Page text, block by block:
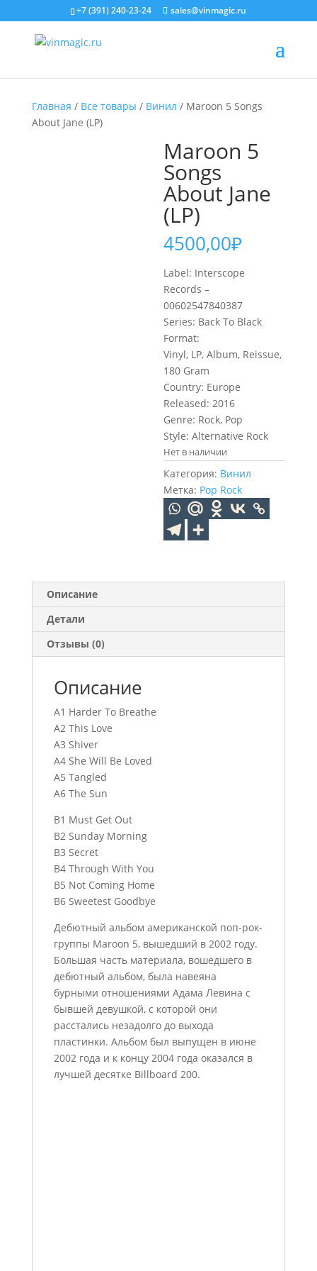
+7 (391) 240-23-24 sales@vinmagic.ru
Главная / Все товары / Винил / Maroon 5 Songs
About Jane (LP)
Maroon 5
Songs
About Jane
(LP)
4500,00₽
Label: Interscope
Records –
00602547840387
Series: Back To Black
Format:
Vinyl, LP, Album, Reissue,
180 Gram
Country: Europe
Released: 2016
Genre: Rock, Pop
Style: Alternative Rock
Нет в наличии
Категория: Винил
Метка: Pop Rock
Описание
Детали
Отзывы (0)
Описание
A1 Harder To Breathe
A2 This Love
A3 Shiver
A4 She Will Be Loved
A5 Tangled
A6 The Sun
B1 Must Get Out
B2 Sunday Morning
B3 Secret
B4 Through With You
B5 Not Coming Home
B6 Sweetest Goodbye
Дебютный альбом американской поп-рок-
группы Maroon 5, вышедший в 2002 году.
Большая часть материала, вошедшего в
дебютный альбом, была навеяна
бурными отношениями Адама Левина с
бывшей девушкой, с которой они
расстались незадолго до выхода
пластинки. Альбом был выпущен в июне
2002 года и к концу 2004 года оказался в
лучшей десятке Billboard 200.